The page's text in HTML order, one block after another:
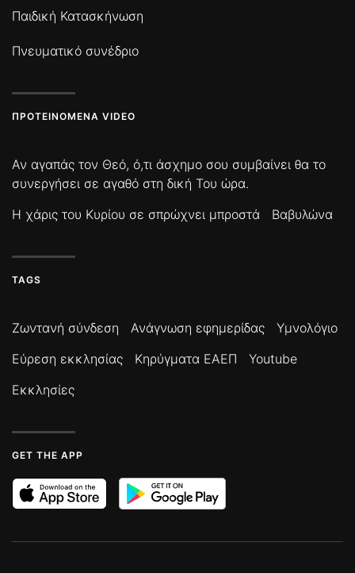
Παιδική Κατασκήνωση
Πνευματικό συνέδριο
ΠΡΟΤΕΙΝΌΜΕΝΑ VIDEO
Αν αγαπάς τον Θεό, ό,τι άσχημο σου συμβαίνει θα το
συνεργήσει σε αγαθό στη δική Του ώρα.
Η χάρις του Κυρίου σε σπρώχνει μπροστά
Βαβυλώνα
TAGS
Ζωντανή σύνδεση Ανάγνωση εφημερίδας
Υμνολόγιο
Εύρεση εκκλησίας
Κηρύγματα ΕΑΕΠ
Youtube
Εκκλησίες
GET THE APP